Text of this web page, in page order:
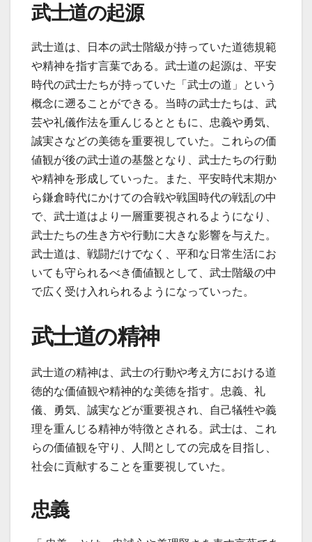
武士道の起源
武士道は、日本の武士階級が持っていた道徳規範
や精神を指す言葉である。武士道の起源は、平安
時代の武士たちが持っていた「武士の道」という
概念に遡ることができる。当時の武士たちは、武
芸や礼儀作法を重んじるとともに、忠義や勇気、
誠実さなどの美徳を重要視していた。これらの価
値観が後の武士道の基盤となり、武士たちの行動
や精神を形成していった。また、平安時代末期か
ら鎌倉時代にかけての合戦や戦国時代の戦乱の中
で、武士道はより一層重要視されるようになり、
武士たちの生き方や行動に大きな影響を与えた。
武士道は、戦闘だけでなく、平和な日常生活にお
いても守られるべき価値観として、武士階級の中
で広く受け入れられるようになっていった。
武士道の精神
武士道の精神は、武士の行動や考え方における道
徳的な価値観や精神的な美徳を指す。忠義、礼
儀、勇気、誠実などが重要視され、自己犠牲や義
理を重んじる精神が特徴とされる。武士は、これ
らの価値観を守り、人間としての完成を目指し、
社会に貢献することを重要視していた。
忠義